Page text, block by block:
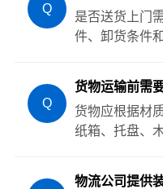
Q
是否送货上门
件、卸货条件
Q
货物运输前需
货物应根据材
纸箱、托盘、
物流公司提供